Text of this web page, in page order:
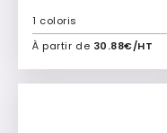
À partir de 30.88€/HT
1 coloris
Ajouter à mon devis